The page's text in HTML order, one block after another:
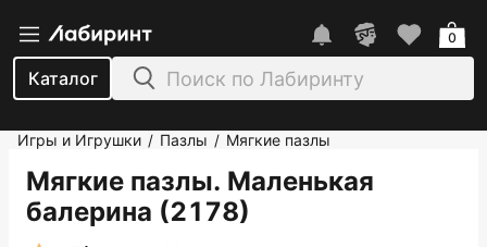
Каталог
0
Игры и Игрушки / Пазлы / Мягкие пазлы
Мягкие пазлы. Маленькая
балерина (2178)